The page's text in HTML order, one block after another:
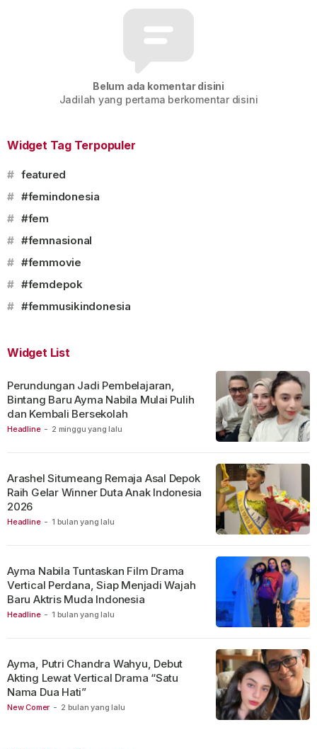
Belum ada komentar disini
Jadilah yang pertama berkomentar disini
Widget Tag Terpopuler
# featured
# #femindonesia
# #fem
# #femnasional
# #femmovie
# #femdepok
# #femmusikindonesia
Widget List
Headline - 2 minggu yang lalu
Perundungan Jadi Pembelajaran,
Bintang Baru Ayma Nabila Mulai Pulih
dan Kembali Bersekolah
Headline - 1 bulan yang lalu
Arashel Situmeang Remaja Asal Depok
Raih Gelar Winner Duta Anak Indonesia
2026
Headline - 1 bulan yang lalu
Ayma Nabila Tuntaskan Film Drama
Vertical Perdana, Siap Menjadi Wajah
Baru Aktris Muda Indonesia
New Comer - 2 bulan yang lalu
Ayma, Putri Chandra Wahyu, Debut
Akting Lewat Vertical Drama “Satu
Nama Dua Hati”